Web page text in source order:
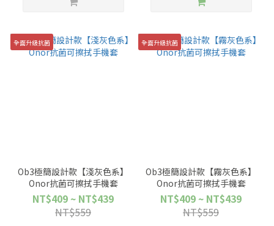
全面升級抗菌
Ob3極簡設計款【淺灰色系】
Onor抗菌可擦拭手機套
NT$409 ~ NT$439
NT$559
全面升級抗菌
Ob3極簡設計款【霧灰色系】
Onor抗菌可擦拭手機套
NT$409 ~ NT$439
NT$559